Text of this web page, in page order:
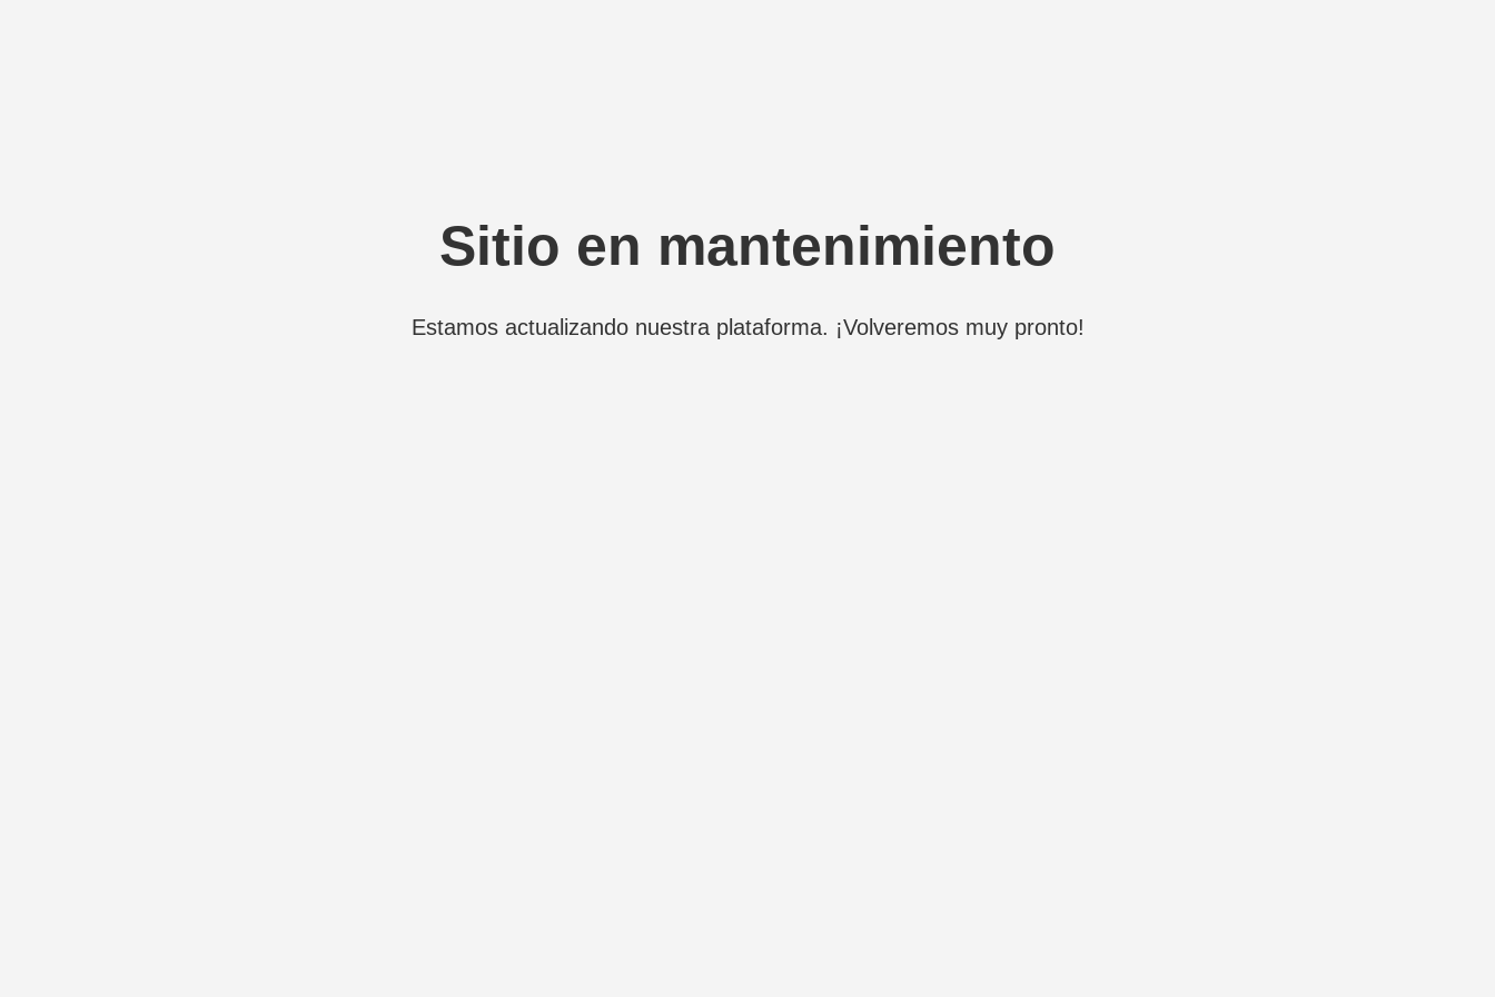
Sitio en mantenimiento
Estamos actualizando nuestra plataforma. ¡Volveremos muy pronto!